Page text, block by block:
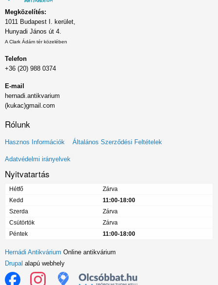
Megközelítés:
1011 Budapest I. kerület,
Hunyadi János út 4.
A Clark Ádám tér közelében
Telefon
+36 (20) 988 0374
E-mail
hernadi.antikvarium
(kukac)gmail.com
Rólunk
Lábléc
menü
Hasznos Információk Általános Szerződési Feltételek
Adatvédelmi irányelvek
Nyitvatartás
Hétfő
Zárva
Kedd
11:00-18:00
Szerda
Zárva
Csütörtök
Zárva
Péntek
11:00-18:00
Hernádi Antikvárium Online antikvárium
Drupal alapú webhely